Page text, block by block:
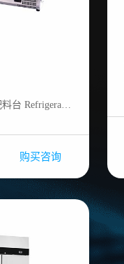
1.2米（加深）比萨配料台 Refrigerator displayer for pizza
购买咨询